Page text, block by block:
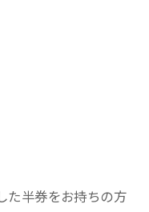
た半券をお持ちの方